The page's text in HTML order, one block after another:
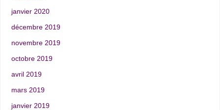
janvier 2020
décembre 2019
novembre 2019
octobre 2019
avril 2019
mars 2019
janvier 2019